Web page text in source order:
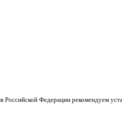
Федерации рекомендуем